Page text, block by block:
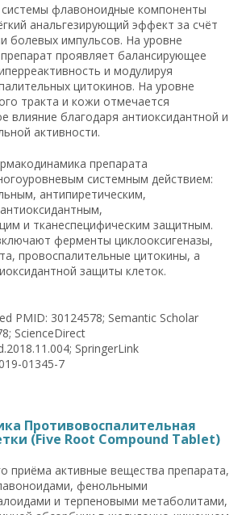
флавоноидные компоненты
анальгезирующий эффект за счёт
болевых импульсов. На уровне
проявляет балансирующее
и модулируя
цитокинов. На уровне
тракта и кожи отмечается
влияние благодаря антиоксидантной и
активности.
препарата
системным действием:
антипиретическим,
и тканеспецифическим защитным.
ферменты циклооксигеназы,
провоспалительные цитокины, а
защиты клеток.
PMID: 30124578; Semantic Scholar
ScienceDirect
SpringerLink
01345-7
Противовоспалительная
(Five Root Compound Tablet)
приёма активные вещества препарата,
фенольными
и терпеновыми метаболитами,